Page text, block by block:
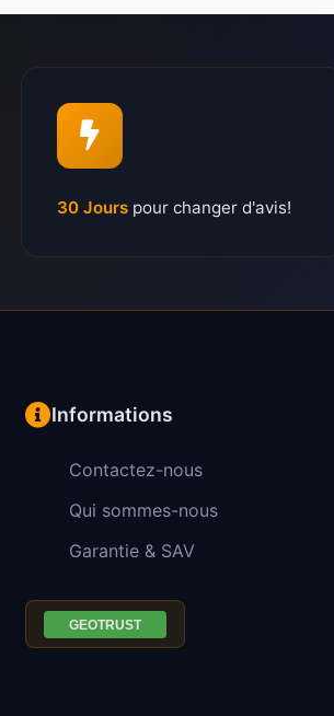
30 Jours pour changer d'avis!
Informations
Contactez-nous
Qui sommes-nous
Garantie & SAV